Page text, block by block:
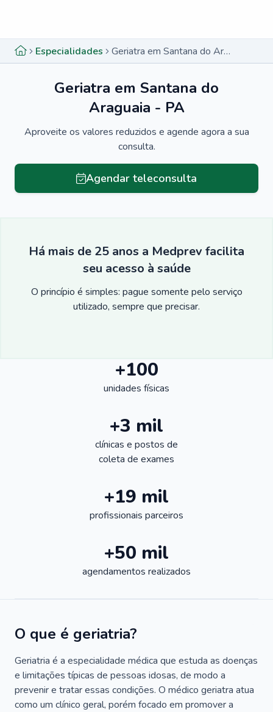
Especialidades Geriatra em Santana do Araguaia - PA
Geriatra em Santana do
Araguaia - PA
Aproveite os valores reduzidos e agende agora a sua
consulta.
Agendar teleconsulta
Há mais de 25 anos a Medprev facilita
seu acesso à saúde
O princípio é simples: pague somente pelo serviço
utilizado, sempre que precisar.
+100
unidades físicas
+3 mil
clínicas e postos de
coleta de exames
+19 mil
profissionais parceiros
+50 mil
agendamentos realizados
O que é geriatria?
Geriatria é a especialidade médica que estuda as doenças
e limitações típicas de pessoas idosas, de modo a
prevenir e tratar essas condições. O médico geriatra atua
como um clínico geral, porém focado em promover a